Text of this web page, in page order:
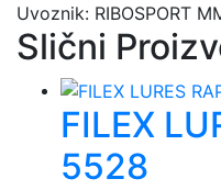
Uvoznik: RIBOSPORT
Slični
FILEX
5528